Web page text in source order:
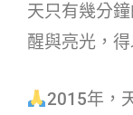
天只有幾分
醒與亮光，
2015年，